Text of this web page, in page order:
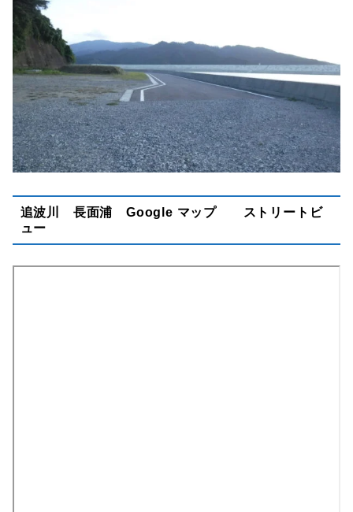
追波川 長面浦 Google マップ ストリートビ
ュー